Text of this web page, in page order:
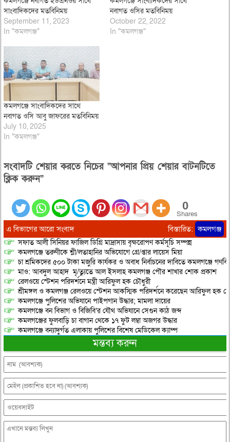
সাংবাদিকদের মতবিনিময়
September 11, 2023
In "কমলগঞ্জ"
নবাগত ওসির মতবিনিময়
October 22, 2022
In "কমলগঞ্জ"
কমলগঞ্জে সাংবাদিকদের সাথে
নবাগত ওসি আবু জাফরের মতবিনিময়
July 10, 2025
In "কমলগঞ্জ"
সংবাদটি শেয়ার করতে নিচের “আপনার প্রিয় শেয়ার বাটনটিতে
ক্লিক করুন”
0
Shares
এ বিভাগের আরো সংবাদ বিস্তারিত: কমলগঞ্জ
সফাত আলী সিনিয়র ফাজিল ডিগ্রি মাদ্রাসায় বৃক্ষরোপণ কর্মসূচি সম্পন্ন
কমলগঞ্জে তরুণীকে শ্লী/লতাহানির অভিযোগে গ্রে/প্তার লায়েস মিয়া
চা শ্রমিকদের ৫০০ টাকা মজুরি কার্যকর ও অবাধ নির্বাচনের দাবিতে কমলগঞ্জে
মাও: আবদুল আহাদ মৃ/ত্যুতে আল ইসলাহ কমলগঞ্জ পৌর শাখার শোক প্রকাশ
রেলওয়ে স্টেশন পরিদর্শনে মন্ত্রী আরিফুল হক চৌধুরী
শ্রীমঙ্গল ও কমলগঞ্জ রেলওয়ে স্টেশন আকস্মিক পরিদর্শনে করেছেন আরিফুল হক
কমলগঞ্জে পুলিশের অভিযানে পাইপগান উদ্ধার; মামলা দায়ের
কমলগঞ্জে বন বিভাগ ও বিজিবি’র যৌথ অভিযানে সেগুন কাঠ জব্দ
কমলগঞ্জের ফুলবাড়ি চা বাগান থেকে ১৭ ফুট লম্বা অজগর উদ্ধার
কমলগঞ্জে বন্যাদুর্গত এলাকায় পুলিশের বিশেষ মেডিকেল ক্যাম্প
মন্তব্য করুন